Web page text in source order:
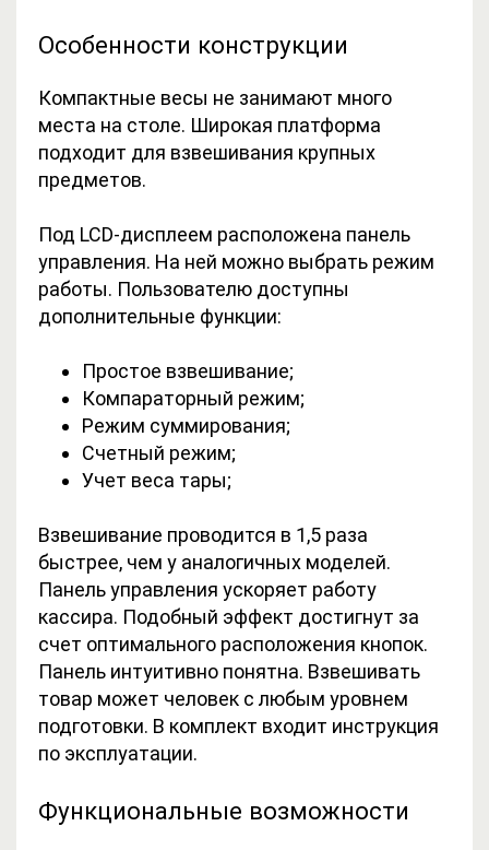
Особенности конструкции
Компактные весы не занимают много
места на столе. Широкая платформа
подходит для взвешивания крупных
предметов.
Под LCD-дисплеем расположена панель
управления. На ней можно выбрать режим
работы. Пользователю доступны
дополнительные функции:
Простое взвешивание;
Компараторный режим;
Режим суммирования;
Счетный режим;
Учет веса тары;
Взвешивание проводится в 1,5 раза
быстрее, чем у аналогичных моделей.
Панель управления ускоряет работу
кассира. Подобный эффект достигнут за
счет оптимального расположения кнопок.
Панель интуитивно понятна. Взвешивать
товар может человек с любым уровнем
подготовки. В комплект входит инструкция
по эксплуатации.
Функциональные возможности